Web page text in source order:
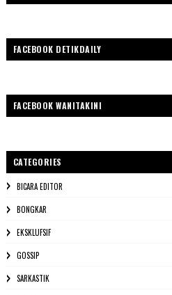
FACEBOOK DETIKDAILY
FACEBOOK WANITAKINI
CATEGORIES
BICARA EDITOR
BONGKAR
EKSKLUFSIF
GOSSIP
SARKASTIK